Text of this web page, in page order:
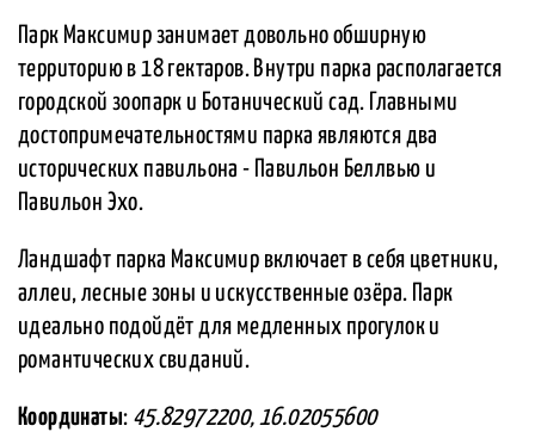
Парк Максимир занимает довольно обширную
территорию в 18 гектаров. Внутри парка располагается
городской зоопарк и Ботанический сад. Главными
достопримечательностями парка являются два
исторических павильона - Павильон Беллвью и
Павильон Эхо.
Ландшафт парка Максимир включает в себя цветники,
аллеи, лесные зоны и искусственные озёра. Парк
идеально подойдёт для медленных прогулок и
романтических свиданий.
Координаты: 45.82972200, 16.02055600